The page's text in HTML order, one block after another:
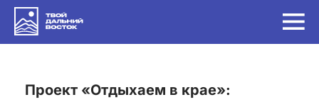
Проект «Отдыхаем в крае»: